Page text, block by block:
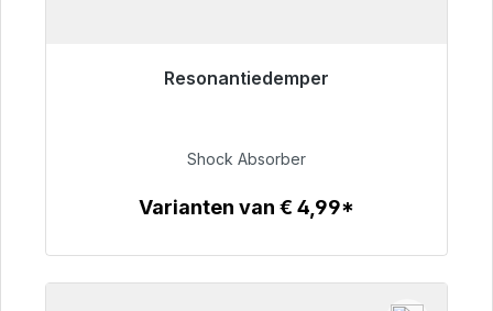
Resonantiedemper
Klaar voor onmiddellijke verzending, levertijd
€ 54,99
Shock Absorber
Varianten van € 4,99*